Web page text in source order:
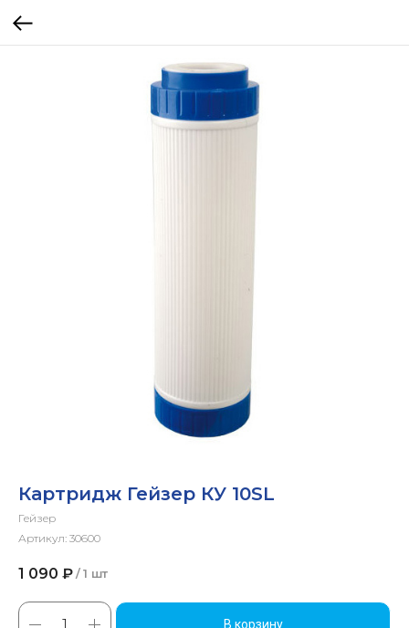
Картридж Гейзер КУ 10SL
Гейзер
Артикул: 30600
1 090 ₽ / 1 шт
В корзину